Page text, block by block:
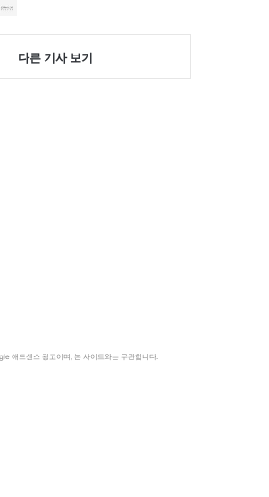
다른 기사 보기
애드센스 광고이며, 본 사이트와는 무관합니다.